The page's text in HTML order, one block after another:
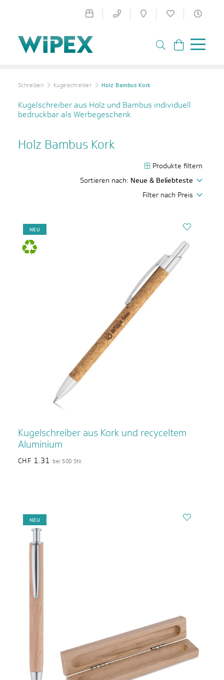
Schreiben Kugelschreiber Holz Bambus Kork
Kugelschreiber aus Holz und Bambus individuell
bedruckbar als Werbegeschenk
Holz Bambus Kork
Produkte filtern
Sortieren nach: Neue & Beliebteste
Filter nach Preis
NEU
Kugelschreiber aus Kork und recyceltem
Aluminium
CHF 1.31 bei 500 Stk
NEU